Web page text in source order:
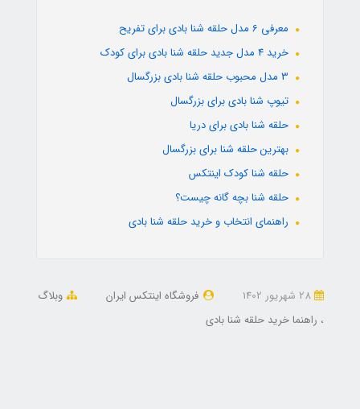
معرفی 6 مدل حلقه شنا بادی برای تفریح
خرید 4 مدل جدید حلقه شنا بادی برای کودک
تیوپ شنا بادی برای بزرگسال
حلقه شنا بادی برای دریا
بهترین حلقه شنا برای بزرگسال
حلقه شنا کودک اینتکس
حلقه شنا بچه گانه چیست؟
راهنمای انتخاب و خرید حلقه شنا بادی
فروشگاه اینتکس ایران
وبلاگ
راهنما خرید حلقه شنا بادی